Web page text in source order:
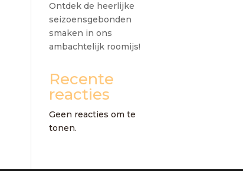
Ontdek de heerlijke
seizoensgebonden
smaken in ons
ambachtelijk roomijs!
Recente
reacties
Geen reacties om te
tonen.